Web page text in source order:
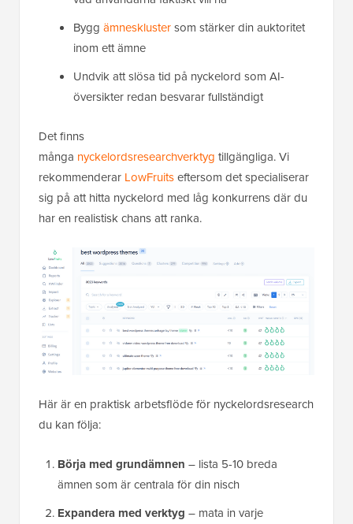
Bygg ämnesklustersom stärker din auktoritet
inom ett ämne
Undvik att slösa tid på nyckelord som AI-
översikter redan besvarar fullständigt
Det finns
många nyckelordsresearchverktyg tillgängliga. Vi
rekommenderar LowFruitseftersom det specialiserar
sig på att hitta nyckelord med låg konkurrens där du
har en realistisk chans att ranka.
Här är en praktisk arbetsflöde för nyckelordsresearch
du kan följa:
Börja med grundämnen – lista 5-10 breda
ämnen som är centrala för din nisch
Expandera med verktyg – mata in varje